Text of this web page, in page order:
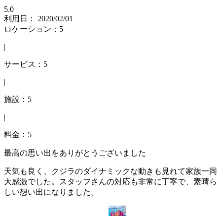
5.0
利用日： 2020/02/01
ロケーション：5
|
サービス：5
|
施設：5
|
料金：5
最高の思い出をありがとうございました
天気も良く、クジラのダイナミックな動きも見れて家族一同
大感激でした。スタッフさんの対応も非常に丁寧で、素晴ら
しい想い出になりました。